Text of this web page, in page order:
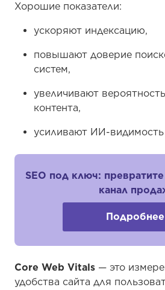
Хорошие показатели:
ускоряют индексацию,
повышают доверие
систем,
увеличивают
контента,
усиливают ИИ-видимость
SEO под ключ:
канал
Подробнее
Core Web Vitals — это
удобства сайта для